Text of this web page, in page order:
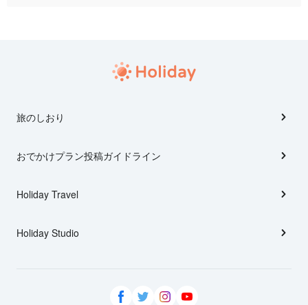
旅のしおり
おでかけプラン投稿ガイドライン
Holiday Travel
Holiday Studio